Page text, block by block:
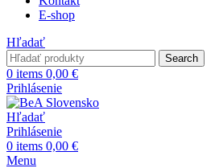
E-shop
Hľadať
Search
0 items 0,00 €
Prihlásenie
Hľadať
Prihlásenie
0 items 0,00 €
Menu